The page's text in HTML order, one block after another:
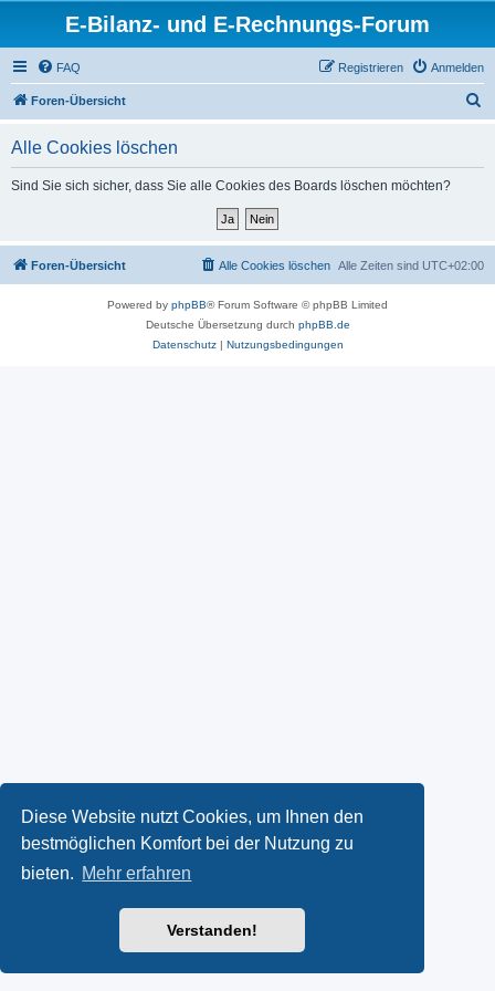
Diese Website nutzt Cookies, um Ihnen den
bestmöglichen Komfort bei der Nutzung zu
bieten. Mehr erfahren
Verstanden!
E-Bilanz- und E-Rechnungs-Forum
FAQ Anmelden
Registrieren
Foren-Übersicht
Alle Cookies löschen
Sind Sie sich sicher, dass Sie alle Cookies des Boards löschen möchten?
Foren-Übersicht Alle Zeiten sind UTC+02:00
Alle Cookies löschen
Powered by phpBB® Forum Software © phpBB Limited
Deutsche Übersetzung durch phpBB.de
Datenschutz| Nutzungsbedingungen